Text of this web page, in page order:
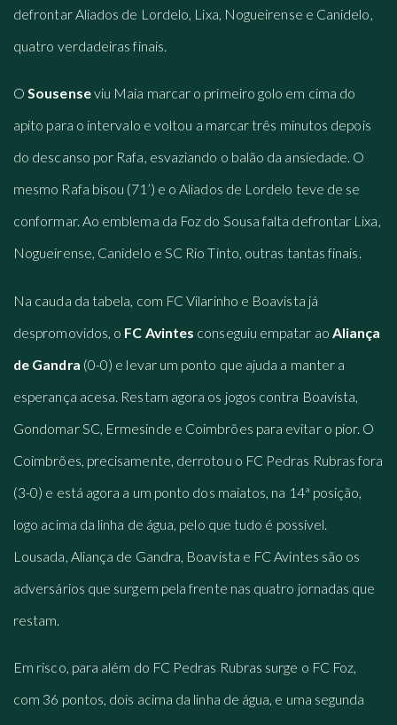
defrontar Aliados de Lordelo, Lixa, Nogueirense e Canidelo,
quatro verdadeiras finais.
OSousenseviu Maia marcar o primeiro golo em cima do
apito para o intervalo e voltou a marcar três minutos depois
do descanso por Rafa, esvaziando o balão da ansiedade. O
mesmo Rafa bisou (71’) e o Aliados de Lordelo teve de se
conformar. Ao emblema da Foz do Sousa falta defrontar Lixa,
Nogueirense, Canidelo e SC Rio Tinto, outras tantas finais.
Na cauda da tabela, com FC Vilarinho e Boavista já
despromovidos, o FC Avintes conseguiu empatar ao Aliança
de Gandra (0-0) e levar um ponto que ajuda a manter a
esperança acesa. Restam agora os jogos contra Boavista,
Gondomar SC, Ermesinde e Coimbrões para evitar o pior. O
Coimbrões, precisamente, derrotou o FC Pedras Rubras fora
(3-0) e está agora a um ponto dos maiatos, na 14ª posição,
logo acima da linha de água, pelo que tudo é possível.
Lousada, Aliança de Gandra, Boavista e FC Avintes são os
adversários que surgem pela frente nas quatro jornadas que
restam.
Em risco, para além do FC Pedras Rubras surge o FC Foz,
com 36 pontos, dois acima da linha de água, e uma segunda